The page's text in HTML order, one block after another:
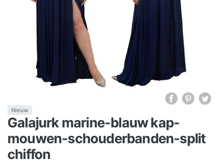
Nieuw
Galajurk marine-blauw kap-
mouwen-schouderbanden-split
chiffon